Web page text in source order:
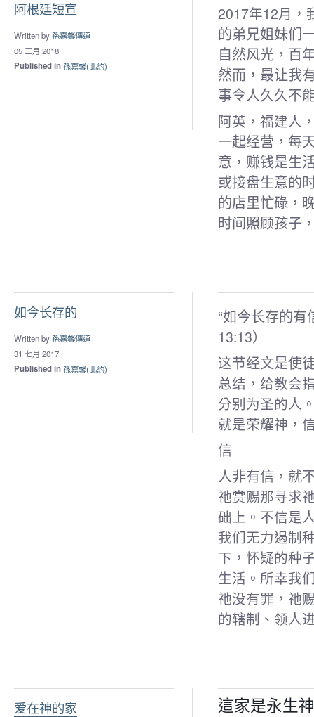
阿根廷短宣
Written by孫嘉馨傳道
05 三月 2018
Published in孫嘉馨(北約)
2017年12月，
的弟兄姐妹们
自然风光，百
然而，最让我
事令人久久不
阿英，福建人
一起经营，每
意，赚钱是生
或接盘生意的
的店里忙碌，
时间照顾孩子
如今长存的
Written by孫嘉馨傳道
31 七月 2017
Published in孫嘉馨(北約)
“如今长存的
13:13）
这节经文是使
总结，给教会
分别为圣的人
就是荣耀神，
信
人非有信，就
祂赏赐那寻求
础上。不信是
我们无力遏制
下，怀疑的种
生活。所幸我
祂没有罪，祂
的辖制、领人
爱在神的家
這家是永生